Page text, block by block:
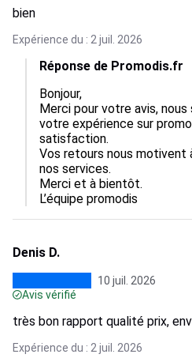
bien
Expérience du : 2 juil. 2026
Réponse de Promodis.fr
Bonjour,
Merci pour votre avis,
votre expérience sur
satisfaction.
Vos retours nous motivent
nos services.
Merci et à bientôt.
L’équipe promodis
Denis D.
10 juil. 2026
Avis vérifié
très bon rapport qualité prix,
Expérience du : 2 juil. 2026